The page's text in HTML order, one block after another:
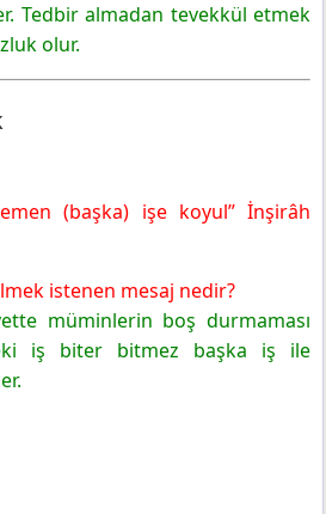
Tedbir almadan tevekkül etmek
olur.
(başka) işe koyul” İnşirâh
istenen mesaj nedir?
müminlerin boş durmaması
iş biter bitmez başka iş ile